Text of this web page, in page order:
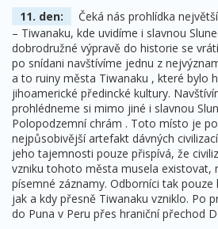
11. den:
Čeká nás prohlídka
– Tiwanaku, kde uvidíme i slavnou
dobrodružné výpravě do historie se
po snídani navštívíme jednu z
a to ruiny města Tiwanaku , které bylo
jihoamerické předincké kultury.
prohlédneme si mimo jiné i slavnou
Polopodzemní chrám . Toto místo je
nejpůsobivější artefakt dávných
jeho tajemnosti pouze přispívá, že
vzniku tohoto města musela existovat,
písemné záznamy. Odborníci tak
jak a kdy přesně Tiwanaku vzniklo. Po
do Puna v Peru přes hraniční přechod